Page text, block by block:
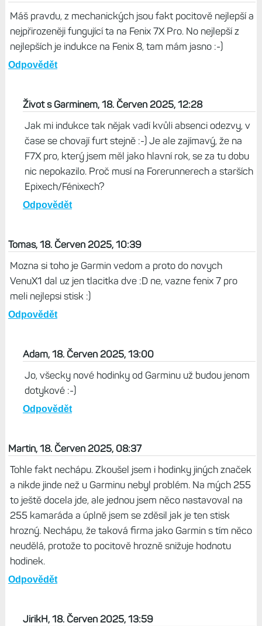
Máš pravdu, z mechanických jsou fakt pocitově nejlepší a
nejpřirozeněji fungující ta na Fenix 7X Pro. No nejlepší z
nejlepších je indukce na Fenix 8, tam mám jasno :-)
Odpovědět
Život s Garminem, 18. Červen 2025, 12:28
Jak mi indukce tak nějak vadí kvůli absenci odezvy, v
čase se chovají furt stejně :-) Je ale zajímavý, že na
F7X pro, který jsem měl jako hlavní rok, se za tu dobu
nic nepokazilo. Proč musí na Forerunnerech a starších
Epixech/Fénixech?
Odpovědět
Tomas, 18. Červen 2025, 10:39
Mozna si toho je Garmin vedom a proto do novych
VenuX1 dal uz jen tlacitka dve :D ne, vazne fenix 7 pro
meli nejlepsi stisk :)
Odpovědět
Adam, 18. Červen 2025, 13:00
Jo, všecky nové hodinky od Garminu už budou jenom
dotykové :-)
Odpovědět
Martin, 18. Červen 2025, 08:37
Tohle fakt nechápu. Zkoušel jsem i hodinky jiných značek
a nikde jinde než u Garminu nebyl problém. Na mých 255
to ještě docela jde, ale jednou jsem něco nastavoval na
255 kamaráda a úplně jsem se zděsil jak je ten stisk
hrozný. Nechápu, že taková firma jako Garmin s tím něco
neudělá, protože to pocitově hrozně snižuje hodnotu
hodinek.
Odpovědět
JirikH, 18. Červen 2025, 13:59